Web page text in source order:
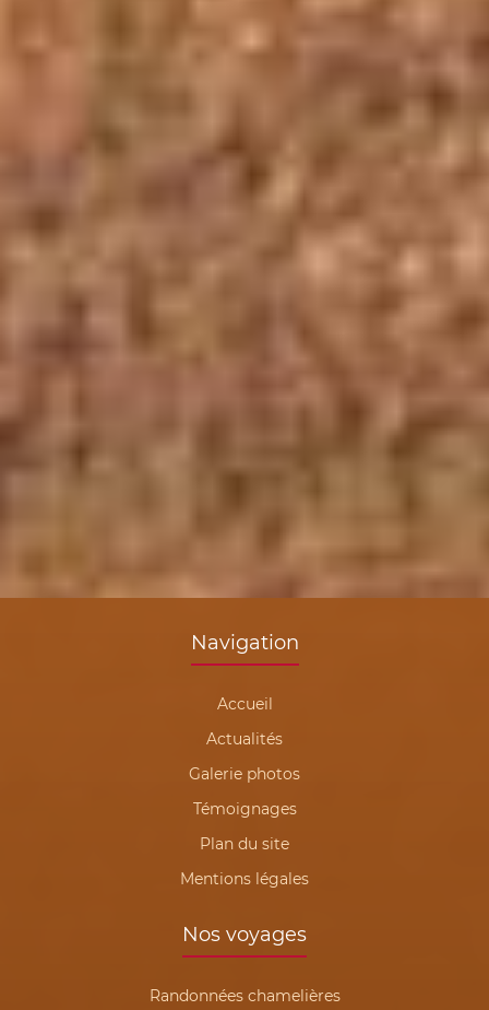
Navigation
Accueil
Actualités
Galerie photos
Témoignages
Plan du site
Mentions légales
Nos voyages
Randonnées chamelières